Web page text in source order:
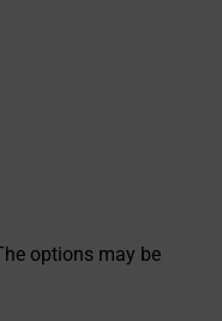
options may be